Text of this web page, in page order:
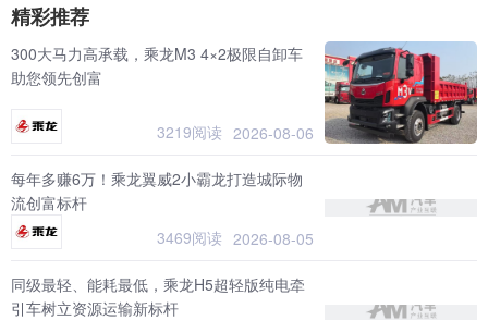
精彩推荐
300大马力高承载，乘龙M3 4×2极限自卸车
助您领先创富
3219阅读 2026-08-06
每年多赚6万！乘龙翼威2小霸龙打造城际物
流创富标杆
3469阅读 2026-08-05
同级最轻、能耗最低，乘龙H5超轻版纯电牵
引车树立资源运输新标杆